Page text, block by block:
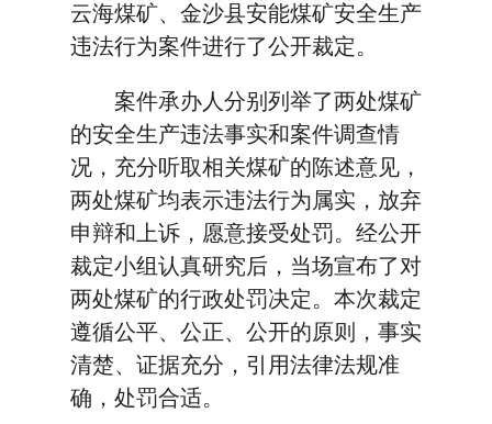
云海煤矿、金沙县安能煤矿安全生产
违法行为案件进行了公开裁定。
案件承办人分别列举了两处煤矿
的安全生产违法事实和案件调查情
况，充分听取相关煤矿的陈述意见，
两处煤矿均表示违法行为属实，放弃
申辩和上诉，愿意接受处罚。经公开
裁定小组认真研究后，当场宣布了对
两处煤矿的行政处罚决定。本次裁定
遵循公平、公正、公开的原则，事实
清楚、证据充分，引用法律法规准
确，处罚合适。